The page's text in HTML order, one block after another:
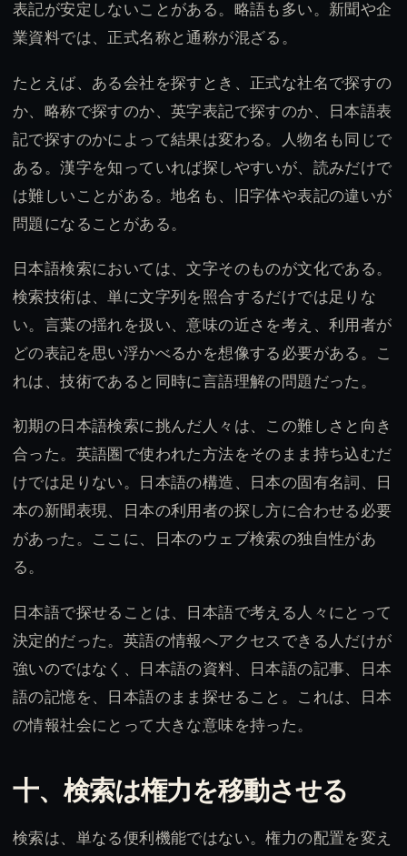
表記が安定しないことがある。略語も多い。新聞や企
業資料では、正式名称と通称が混ざる。
たとえば、ある会社を探すとき、正式な社名で探すの
か、略称で探すのか、英字表記で探すのか、日本語表
記で探すのかによって結果は変わる。人物名も同じで
ある。漢字を知っていれば探しやすいが、読みだけで
は難しいことがある。地名も、旧字体や表記の違いが
問題になることがある。
日本語検索においては、文字そのものが文化である。
検索技術は、単に文字列を照合するだけでは足りな
い。言葉の揺れを扱い、意味の近さを考え、利用者が
どの表記を思い浮かべるかを想像する必要がある。こ
れは、技術であると同時に言語理解の問題だった。
初期の日本語検索に挑んだ人々は、この難しさと向き
合った。英語圏で使われた方法をそのまま持ち込むだ
けでは足りない。日本語の構造、日本の固有名詞、日
本の新聞表現、日本の利用者の探し方に合わせる必要
があった。ここに、日本のウェブ検索の独自性があ
る。
日本語で探せることは、日本語で考える人々にとって
決定的だった。英語の情報へアクセスできる人だけが
強いのではなく、日本語の資料、日本語の記事、日本
語の記憶を、日本語のまま探せること。これは、日本
の情報社会にとって大きな意味を持った。
十、検索は権力を移動させる
検索は、単なる便利機能ではない。権力の配置を変え